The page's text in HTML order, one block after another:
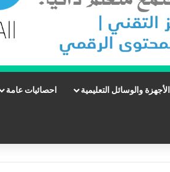
الأجهزة والوسائل التعليمية احصائيات عامة